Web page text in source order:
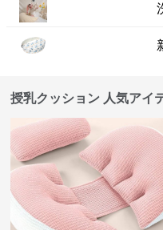
授乳クッション 人気アイ